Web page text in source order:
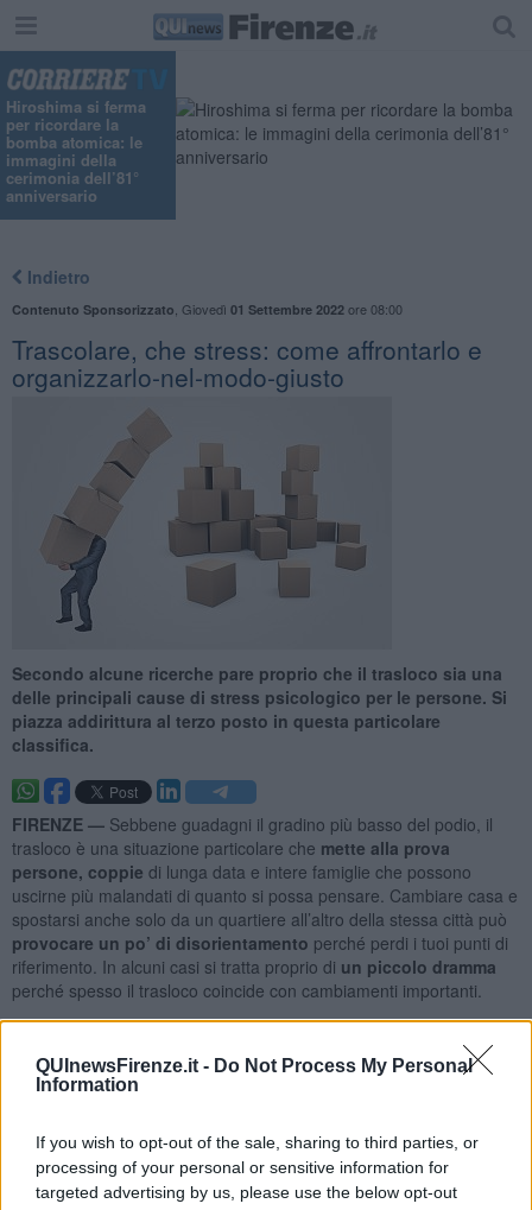
QUInewsFirenze.it - Do Not Process My Personal
Information
If you wish to opt-out of the sale, sharing to third parties, or
processing of your personal or sensitive information for
targeted advertising by us, please use the below opt-out
Hiroshima si ferma
per ricordare la
bomba atomica: le
immagini della
cerimonia dell’81°
anniversario
Indietro
Contenuto Sponsorizzato Giovedì 01 Settembre 2022ore 08:00
Trascolare, che stress: come affrontarlo e
organizzarlo-nel-modo-giusto
Secondo alcune ricerche pare proprio che il trasloco sia una
delle principali cause di stress psicologico per le persone. Si
piazza addirittura al terzo posto in questa particolare
classifica.
FIRENZE — Sebbene guadagni il gradino più basso del podio, il
trasloco è una situazione particolare che mette alla prova
persone, coppie di lunga data e intere famiglie che possono
uscirne più malandati di quanto si possa pensare. Cambiare casa e
spostarsi anche solo da un quartiere all’altro della stessa città può
provocare un po’ di disorientamento perché perdi i tuoi punti di
riferimento. In alcuni casi si tratta proprio di un piccolo dramma
perché spesso il trasloco coincide con cambiamenti importanti.
Se anche tu sei in procinto di cambiare casa, sai bene di che cosa
si tratta. È facile avere un aumento dell’ansia e del nervosismo
prospettivae considerarlo come un nuovo inizio. Infatti, il trasloco
un’occasione perfetta per rinnovartie svecchiarti tagliando i
cosiddetti rami secchi. Con questa metafora si vuole indicare la